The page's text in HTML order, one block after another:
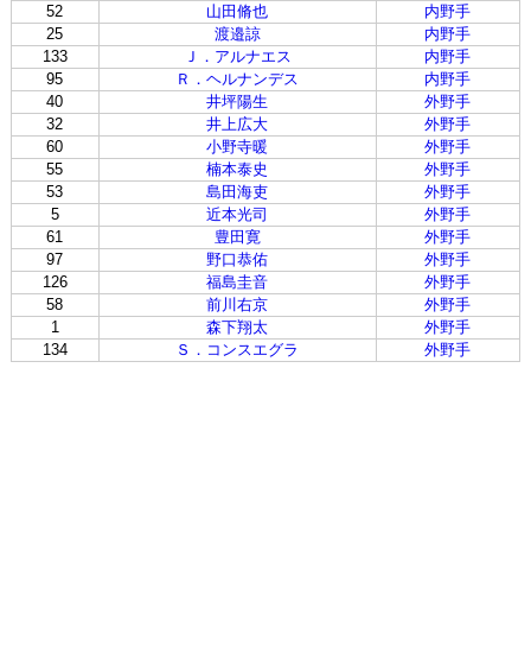
52
山田脩也
内野手
25
渡邉諒
内野手
133
Ｊ．アルナエス
内野手
95
Ｒ．ヘルナンデス
内野手
40
井坪陽生
外野手
32
井上広大
外野手
60
小野寺暖
外野手
55
楠本泰史
外野手
53
島田海吏
外野手
5
近本光司
外野手
61
豊田寛
外野手
97
野口恭佑
外野手
126
福島圭音
外野手
58
前川右京
外野手
1
森下翔太
外野手
134
Ｓ．コンスエグラ 外野手